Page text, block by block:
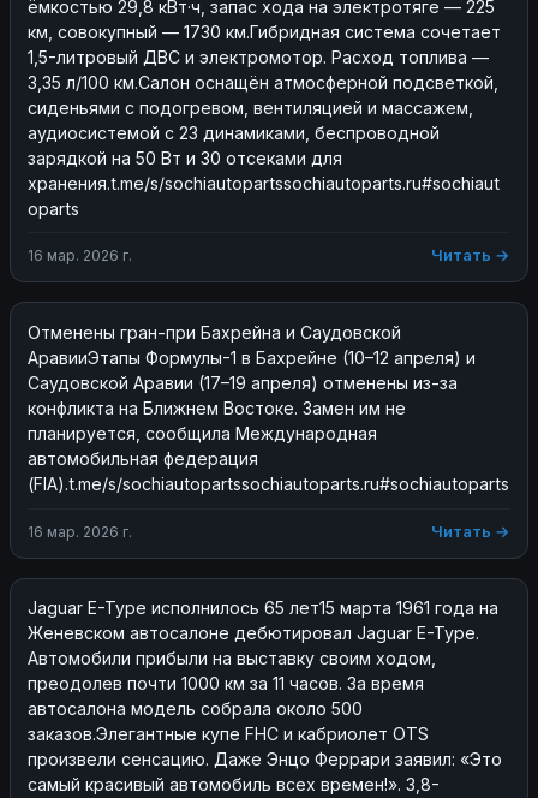
ёмкостью 29,8 кВт·ч, запас хода на электротяге — 225
км, совокупный — 1730 км.Гибридная система сочетает
1,5-литровый ДВС и электромотор. Расход топлива —
3,35 л/100 км.Салон оснащён атмосферной подсветкой,
сиденьями с подогревом, вентиляцией и массажем,
аудиосистемой с 23 динамиками, беспроводной
зарядкой на 50 Вт и 30 отсеками для
хранения.t.me/s/sochiautopartssochiautoparts.ru#sochiaut
oparts
16 мар. 2026 г. Читать →
Отменены гран-при Бахрейна и Саудовской
АравииЭтапы Формулы-1 в Бахрейне (10–12 апреля) и
Саудовской Аравии (17–19 апреля) отменены из-за
конфликта на Ближнем Востоке. Замен им не
планируется, сообщила Международная
автомобильная федерация
(FIA).t.me/s/sochiautopartssochiautoparts.ru#sochiautoparts
16 мар. 2026 г. Читать →
Jaguar E-Type исполнилось 65 лет15 марта 1961 года на
Женевском автосалоне дебютировал Jaguar E-Type.
Автомобили прибыли на выставку своим ходом,
преодолев почти 1000 км за 11 часов. За время
автосалона модель собрала около 500
заказов.Элегантные купе FHC и кабриолет OTS
произвели сенсацию. Даже Энцо Феррари заявил: «Это
самый красивый автомобиль всех времен!». 3,8-